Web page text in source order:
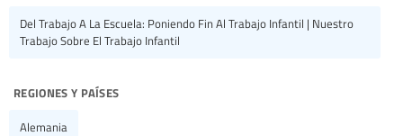
Del Trabajo A La Escuela: Poniendo Fin Al Trabajo Infantil | Nuestro
Trabajo Sobre El Trabajo Infantil
regiones y países
Alemania